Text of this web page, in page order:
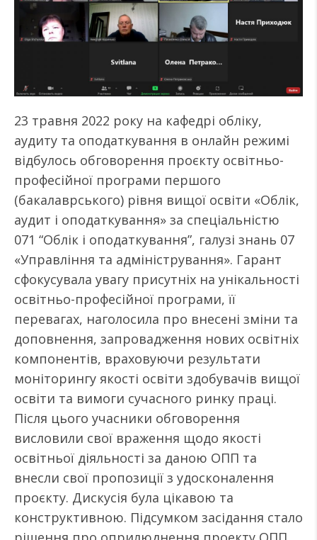
23 травня 2022 року на кафедрі обліку,
аудиту та оподаткування в онлайн режимі
відбулось обговорення проєкту освітньо-
професійної програми першого
(бакалаврського) рівня вищої освіти «Облік,
аудит і оподаткування» за спеціальністю
071 “Облік і оподаткування”, галузі знань 07
«Управління та адміністрування». Гарант
сфокусувала увагу присутніх на унікальності
освітньо-професійної програми, її
перевагах, наголосила про внесені зміни та
доповнення, запровадження нових освітніх
компонентів, враховуючи результати
моніторингу якості освіти здобувачів вищої
освіти та вимоги сучасного ринку праці.
Після цього учасники обговорення
висловили свої враження щодо якості
освітньої діяльності за даною ОПП та
внесли свої пропозиції з удосконалення
проєкту. Дискусія була цікавою та
конструктивною. Підсумком засідання стало